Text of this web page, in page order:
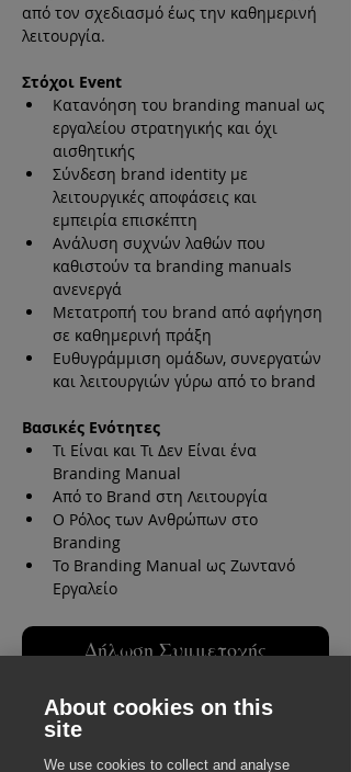
από τον σχεδιασμό έως την καθημερινή
λειτουργία.
Στόχοι Event
Κατανόηση του branding manual ως
εργαλείου στρατηγικής και όχι
αισθητικής
Σύνδεση brand identity με
λειτουργικές αποφάσεις και
εμπειρία επισκέπτη
Ανάλυση συχνών λαθών που
καθιστούν τα branding manuals
ανενεργά
Μετατροπή του brand από αφήγηση
σε καθημερινή πράξη
Ευθυγράμμιση ομάδων, συνεργατών
και λειτουργιών γύρω από το brand
Βασικές Ενότητες
Τι Είναι και Τι Δεν Είναι ένα
Branding Manual
Από το Brand στη Λειτουργία
Ο Ρόλος των Ανθρώπων στο
Branding
Το Branding Manual ως Ζωντανό
Εργαλείο
Δήλωση Συμμετοχής
Share:
About cookies on this
site
We use cookies to collect and analyse